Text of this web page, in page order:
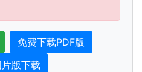
免费下载PDF版
版下载